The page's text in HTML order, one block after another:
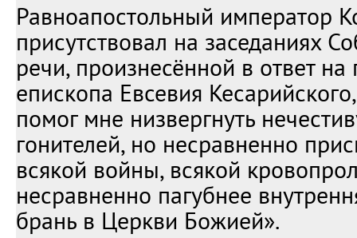
Равноапостольный император
присутствовал на заседаниях
речи, произнесённой в ответ на
епископа Евсевия
помог мне низвергнуть
гонителей, но несравненно
всякой войны, всякой
несравненно пагубнее
брань в Церкви Божией».